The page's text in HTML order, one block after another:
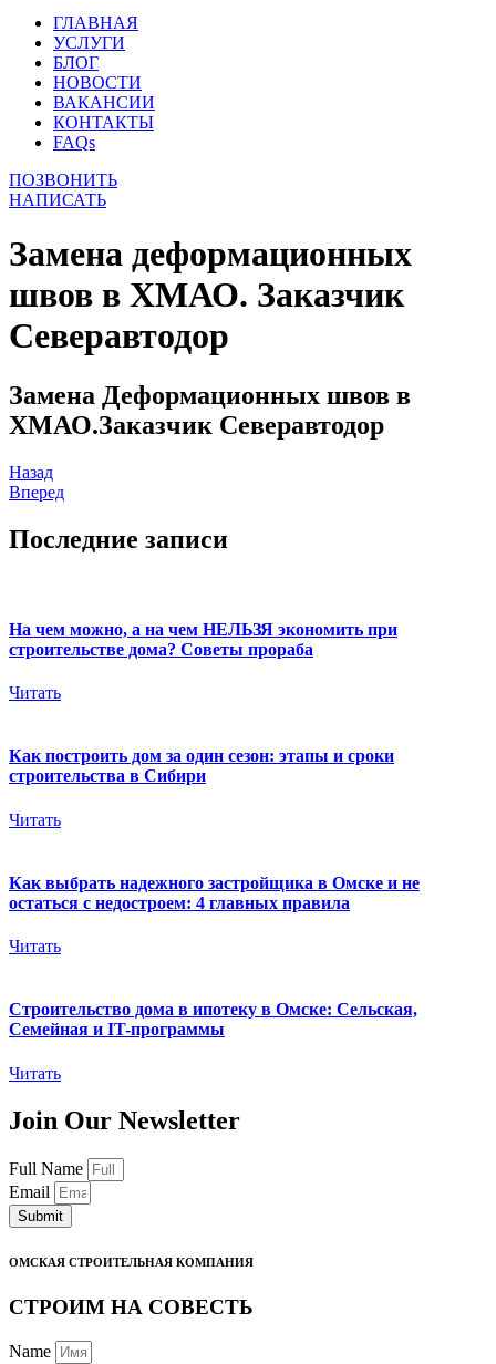
ГЛАВНАЯ
УСЛУГИ
БЛОГ
НОВОСТИ
ВАКАНСИИ
КОНТАКТЫ
FAQs
ПОЗВОНИТЬ
НАПИСАТЬ
Замена деформационных
швов в ХМАО. Заказчик
Северавтодор
Замена Деформационных швов в
ХМАО.Заказчик Северавтодор
Назад
Вперед
Последние записи
На чем можно, а на чем НЕЛЬЗЯ экономить при
строительстве дома? Советы прораба
Читать
Как построить дом за один сезон: этапы и сроки
строительства в Сибири
Читать
Как выбрать надежного застройщика в Омске и не
остаться с недостроем: 4 главных правила
Читать
Строительство дома в ипотеку в Омске: Сельская,
Семейная и IT-программы
Читать
Join Our Newsletter
Full Name
Email
Submit
ОМСКАЯ СТРОИТЕЛЬНАЯ КОМПАНИЯ
СТРОИМ НА СОВЕСТЬ
Name